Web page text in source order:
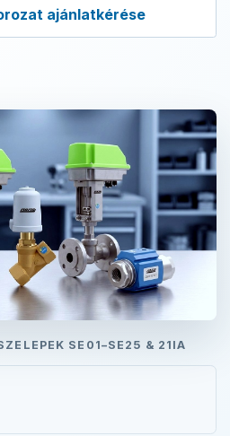
ajánlatkérése
SE01–SE25 & 21IA